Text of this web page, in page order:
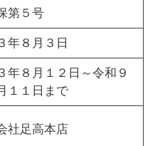
第５号
年８月３日
年８月１２日～令和９
１１日まで
社足高本店